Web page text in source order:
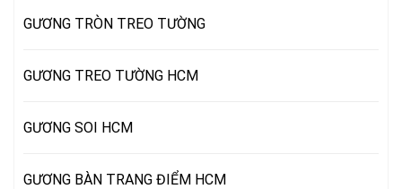
GƯƠNG TRÒN TREO TƯỜNG
GƯƠNG TREO TƯỜNG HCM
GƯƠNG SOI HCM
GƯƠNG BÀN TRANG ĐIỂM HCM